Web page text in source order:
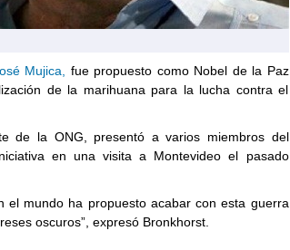
Mujica,
fue propuesto como Nobel de la Paz
de la marihuana para la lucha contra el
de la ONG, presentó a varios miembros del
en una visita a Montevideo el pasado
el mundo ha propuesto acabar con esta guerra
oscuros”, expresó Bronkhorst.